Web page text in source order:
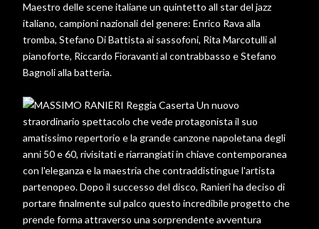
Maestro delle scene italiane un quintetto all star del jazz
italiano, campioni nazionali del genere: Enrico Rava alla
tromba, Stefano Di Battista ai sassofoni, Rita Marcotulli al
pianoforte, Riccardo Fioravanti al contrabbasso e Stefano
Bagnoli alla batteria.
Un nuovo
straordinario spettacolo che vede protagonista il suo
amatissimo repertorio e la grande canzone napoletana degli
anni 50 e 60, rivisitati e riarrangiati in chiave contemporanea
con l'eleganza e la maestria che contraddistingue l'artista
partenopeo. Dopo il successo del disco, Ranieri ha deciso di
portare finalmente sul palco questo incredibile progetto che
prende forma attraverso una sorprendente avventura